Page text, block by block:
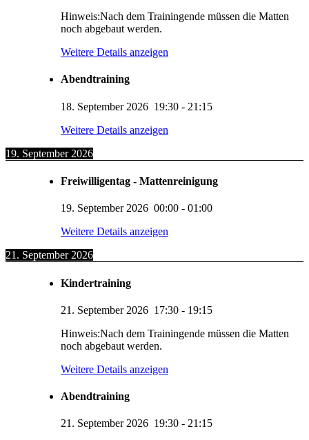
Hinweis:Nach dem Trainingende müssen die Matten
noch abgebaut werden.
Weitere Details anzeigen
Abendtraining
18. September 2026 19:30 - 21:15
Weitere Details anzeigen
19. September 2026
Freiwilligentag - Mattenreinigung
19. September 2026 00:00 - 01:00
Weitere Details anzeigen
21. September 2026
Kindertraining
21. September 2026 17:30 - 19:15
Hinweis:Nach dem Trainingende müssen die Matten
noch abgebaut werden.
Weitere Details anzeigen
Abendtraining
21. September 2026 19:30 - 21:15